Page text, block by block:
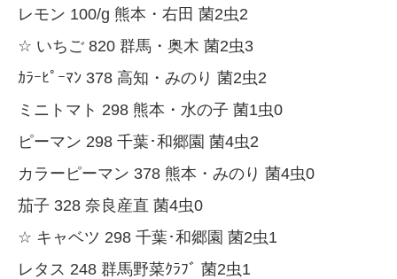
レモン 100/g 熊本・右田 菌2虫2
☆ いちご 820 群馬・奥木 菌2虫3
ｶﾗｰﾋﾟｰﾏﾝ 378 高知・みのり 菌2虫2
ミニトマト 298 熊本・水の子 菌1虫0
ピーマン 298 千葉･和郷園 菌4虫2
カラーピーマン 378 熊本・みのり 菌4虫0
茄子 328 奈良産直 菌4虫0
☆ キャベツ 298 千葉･和郷園 菌2虫1
レタス 248 群馬野菜ｸﾗﾌﾞ 菌2虫1